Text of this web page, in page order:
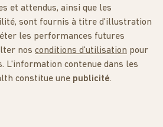
et attendus, ainsi que les
sont fournis à titre d'illustration
les performances futures
nos conditions d'utilisation pour
L'information contenue dans les
constitue une publicité.